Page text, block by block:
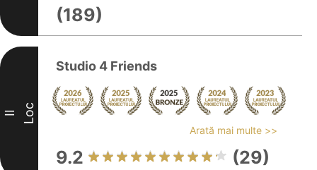
(189)
II Loc
Studio 4 Friends
Arată mai multe >>
9.2 (29)